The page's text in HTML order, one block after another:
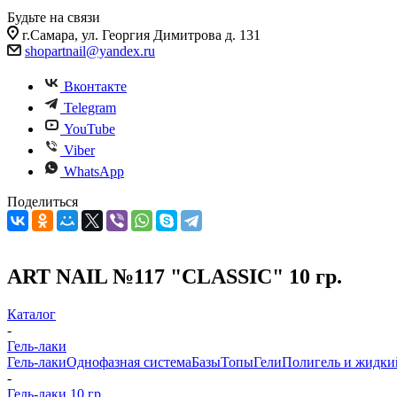
Будьте на связи
г.Самара, ул. Георгия Димитрова д. 131
shopartnail@yandex.ru
Вконтакте
Telegram
YouTube
Viber
WhatsApp
Поделиться
ART NAIL №117 "CLASSIC" 10 гр.
Каталог
-
Гель-лаки
Гель-лакиОднофазная системаБазыТопыГелиПолигель и
-
Гель-лаки 10 гр.